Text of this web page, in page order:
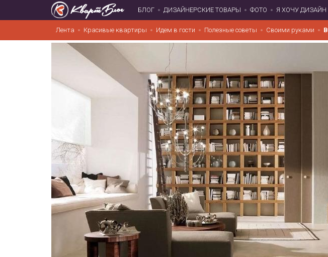
БЛОГ ДИЗАЙНЕРСКИЕ ТОВАРЫ ФОТО Я ХОЧУ ДИЗАЙН
Лента Красивые квартиры Идем в гости Полезные советы Своими руками